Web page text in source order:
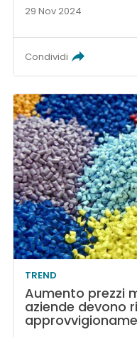
29 Nov 2024
Condividi
TREND
Aumento prezzi
aziende devono